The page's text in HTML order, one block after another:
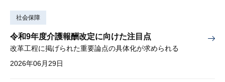
社会保障
令和9年度介護報酬改定に向けた注目点
改革工程に掲げられた重要論点の具体化が求められる
2026年06月29日